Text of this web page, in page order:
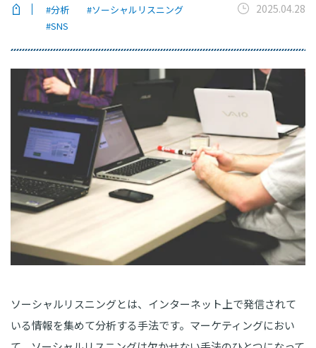
#分析
#ソーシャルリスニング
#SNS
2025.04.28
ソーシャルリスニングとは、インターネット上で発信されて
いる情報を集めて分析する手法です。マーケティングにおい